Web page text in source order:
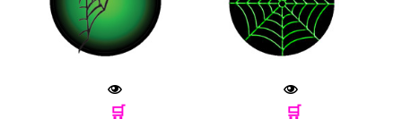
🛒 🛒